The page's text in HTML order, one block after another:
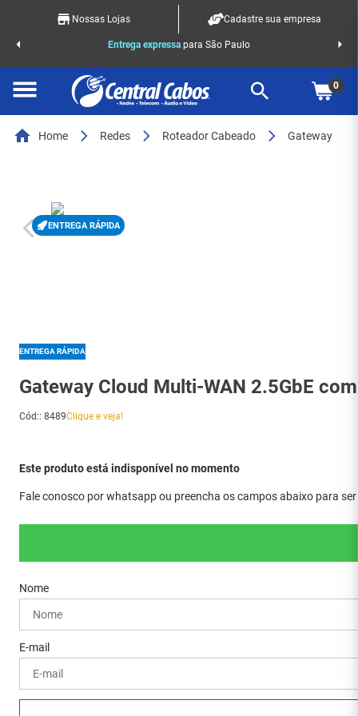
Nossas Lojas
Cadastre sua empresa
Entrega expressa para São Paulo
0
Home Redes Roteador Cabeado Gateway
ENTREGA RÁPIDA
ENTREGA RÁPIDA
Gateway Cloud Multi-WAN 2.5GbE
Cód:: 8489Clique e veja!
Este produto está indisponível no momento
Fale conosco por whatsapp ou preencha os campos abaixo para